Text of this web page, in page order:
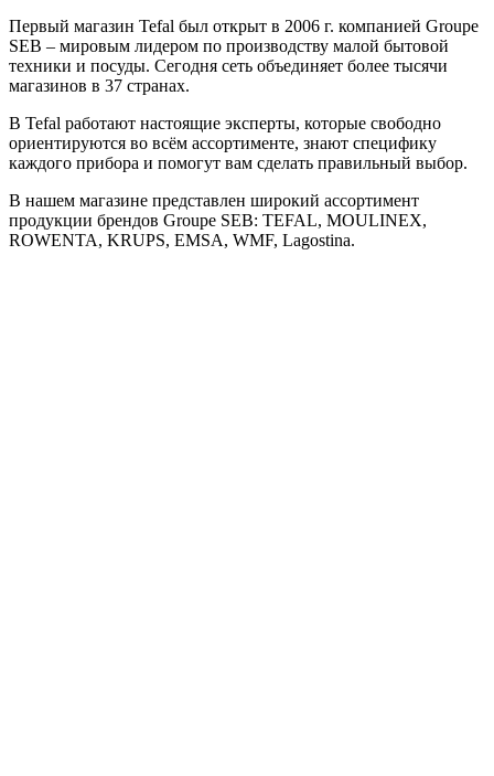
Первый магазин Tefal был открыт в 2006 г. компанией Groupe
SEB – мировым лидером по производству малой бытовой
техники и посуды. Сегодня сеть объединяет более тысячи
магазинов в 37 странах.
В Tefal работают настоящие эксперты, которые свободно
ориентируются во всём ассортименте, знают специфику
каждого прибора и помогут вам сделать правильный выбор.
В нашем магазине представлен широкий ассортимент
продукции брендов Groupe SEB: TEFAL, MOULINEX,
ROWENTA, KRUPS, EMSA, WMF, Lagostina.